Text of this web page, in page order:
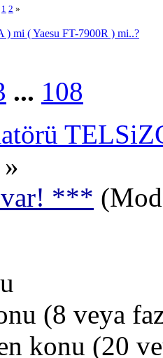
1 2 »
mi ( Yaesu FT-7900R ) mi..?
... 108
»
var! ***
(8 veya
konu (20